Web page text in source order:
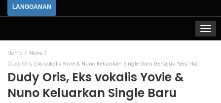
LANGGANAN
Home
News
Dudy Oris, Eks vokalis Yovie & Nuno Keluarkan Single Baru Bertajuk ‘Seisi Hati’
Dudy Oris, Eks vokalis Yovie &
Nuno Keluarkan Single Baru